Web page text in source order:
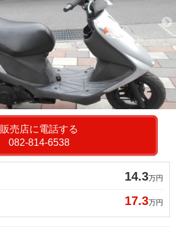
販売店に電話する
082-814-6538
14.3万円
17.3万円